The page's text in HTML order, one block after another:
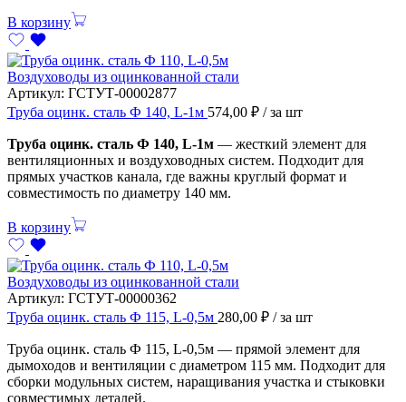
В корзину
Воздуховоды из оцинкованной стали
Артикул: ГСТУТ-00002877
Труба оцинк. сталь Ф 140, L-1м 574,00 ₽ / за шт
Труба оцинк. сталь Ф 140, L-1м — жесткий элемент для
вентиляционных и воздуховодных систем. Подходит для
прямых участков канала, где важны круглый формат и
совместимость по диаметру 140 мм.
В корзину
Воздуховоды из оцинкованной стали
Артикул: ГСТУТ-00000362
Труба оцинк. сталь Ф 115, L-0,5м 280,00 ₽ / за шт
Труба оцинк. сталь Ф 115, L-0,5м — прямой элемент для
дымоходов и вентиляции с диаметром 115 мм. Подходит для
сборки модульных систем, наращивания участка и стыковки
совместимых деталей.